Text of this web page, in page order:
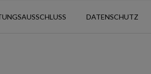
DATENSCHUTZ